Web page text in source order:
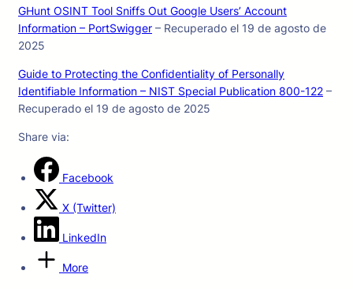
GHunt OSINT Tool Sniffs Out Google Users’ Account
Information – PortSwigger – Recuperado el 19 de agosto de
2025
Guide to Protecting the Confidentiality of Personally
Identifiable Information – NIST Special Publication 800-122 –
Recuperado el 19 de agosto de 2025
Share via:
Facebook
X (Twitter)
LinkedIn
More